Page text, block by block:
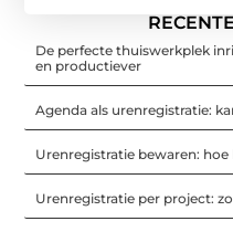
De perfecte thuiswerkplek
en productiever
Agenda als urenregistratie:
Urenregistratie bewaren:
Urenregistratie per project: